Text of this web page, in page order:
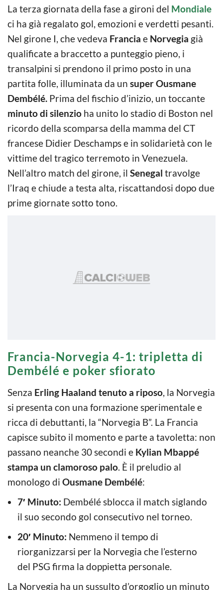
La terza giornata della fase a gironi del Mondiale
ci ha già regalato gol, emozioni e verdetti pesanti.
Nel girone I, che vedeva Francia e Norvegia già
qualificate a braccetto a punteggio pieno, i
transalpini si prendono il primo posto in una
partita folle, illuminata da un super Ousmane
Dembélé. Prima del fischio d’inizio, un toccante
minuto di silenzio ha unito lo stadio di Boston nel
ricordo della scomparsa della mamma del CT
francese Didier Deschamps e in solidarietà con le
vittime del tragico terremoto in Venezuela.
Nell’altro match del girone, il Senegal travolge
l’Iraq e chiude a testa alta, riscattandosi dopo due
prime giornate sotto tono.
Francia-Norvegia 4-1: tripletta di
Dembélé e poker sfiorato
Senza Erling Haaland tenuto a riposo, la Norvegia
si presenta con una formazione sperimentale e
ricca di debuttanti, la “Norvegia B”. La Francia
capisce subito il momento e parte a tavoletta: non
passano neanche 30 secondi e Kylian Mbappé
stampa un clamoroso palo. È il preludio al
monologo di Ousmane Dembélé:
7′ Minuto: Dembélé sblocca il match siglando
il suo secondo gol consecutivo nel torneo.
20′ Minuto: Nemmeno il tempo di
riorganizzarsi per la Norvegia che l’esterno
del PSG firma la doppietta personale.
La Norvegia ha un sussulto d’orgoglio un minuto